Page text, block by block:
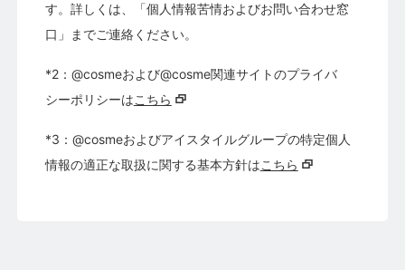
す。詳しくは、「個人情報苦情およびお問い合わせ窓
口」までご連絡ください。
*2：@cosmeおよび@cosme関連サイトのプライバ
シーポリシーはこちら
*3：@cosmeおよびアイスタイルグループの特定個人
情報の適正な取扱に関する基本方針はこちら